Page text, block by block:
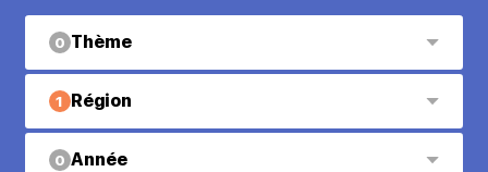
0 Thème
1 Région
0 Année